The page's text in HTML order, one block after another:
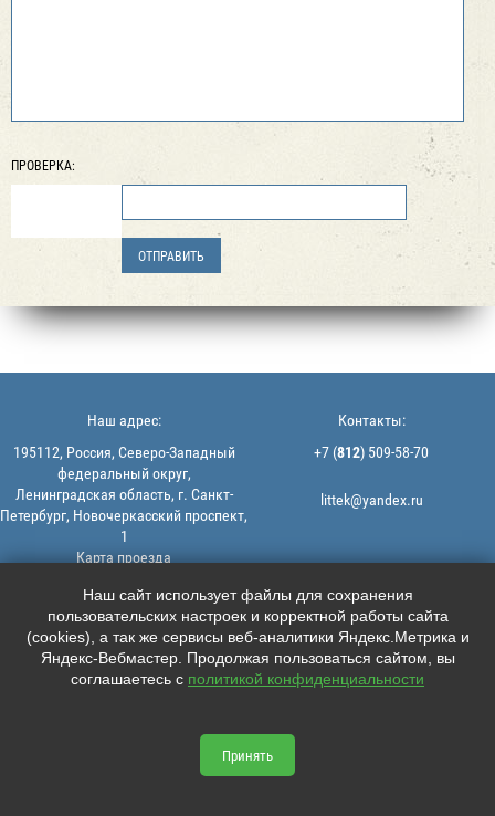
ПРОВЕРКА:
© 2013-2026 | ООО "ЛИТТЕК" -
производство и продажа РТИ
ИНН: 7806523560 | ОГРН:
1147847126162
Политика конфиденциальности |
Пользовательское соглашение
Наш адрес:
195112, Россия, Северо-Западный
федеральный округ,
Ленинградская область, г. Санкт-
Петербург, Новочеркасский проспект,
1
Карта проезда
Контакты:
+7 (812) 509-58-70
littek@yandex.ru
Мы в соцсетях:
    
Наш сайт использует файлы для сохранения
пользовательских настроек и корректной работы сайта
(cookies), а так же сервисы веб-аналитики Яндекс.Метрика и
Яндекс-Вебмастер. Продолжая пользоваться сайтом, вы
соглашаетесь с политикой конфиденциальности
Принять